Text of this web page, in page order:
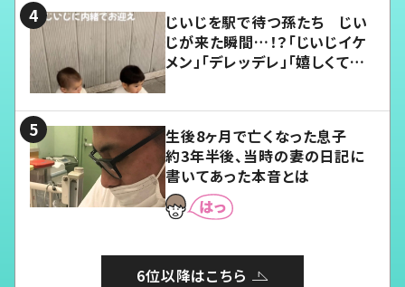
じいじを駅で待つ孫たち じい
じが来た瞬間…！？「じいじイケ
メン」「デレッデレ」「嬉しくて可
生後8ヶ月で亡くなった息子
約3年半後、当時の妻の日記に
書いてあった本音とは
6位以降はこちら